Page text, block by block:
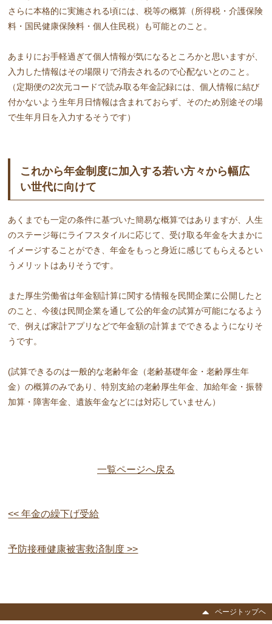
さらに本格的に実施される頃には、税等の概算（所得税・介護保険
料・国民健康保険料・個人住民税）も可能とのこと。
あまりにお手軽過ぎて個人情報が気になるところかと思いますが、
入力した情報はその場限りで消去されるので心配ないとのこと。
（定期便の2次元コードで読み取る年金記録には、個人情報に結び
付かないよう生年月日情報は含まれておらず、そのため別途その場
で生年月日を入力するそうです）
これから年金制度に加入する若い方々から幅広
い世代に向けて
あくまでも一定の条件に基づいた簡易な概算ではありますが、人生
のステージ毎にライフスタイルに応じて、受け取る年金を大まかに
イメージすることができ、年金をもっと身近に感じてもらえるとい
うメリットはありそうです。
また厚生労働省は年金額計算に関する情報を民間企業に公開したと
のこと、今後は民間企業を通して公的年金の試算が可能になるよう
で、例えば家計アプリなどで年金額の計算までできるようになりそ
うです。
(試算できるのは一般的な老齢年金（老齢基礎年金・老齢厚生年
金）の概算のみであり、特別支給の老齢厚生年金、加給年金・振替
加算・障害年金、遺族年金などには対応していません）
一覧ページへ戻る
<< 年金の繰下げ受給
予防接種健康被害救済制度 >>
ページトップヘ